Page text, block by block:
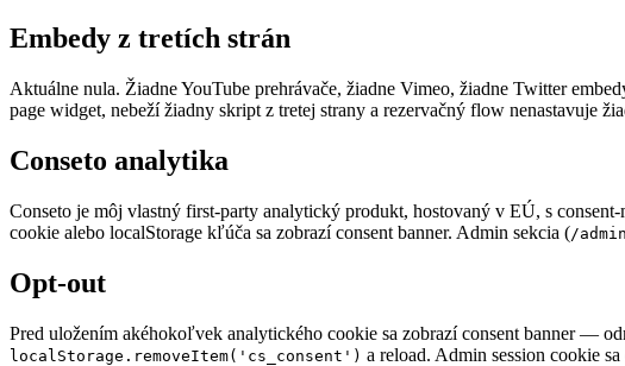
Embedy z tretích strán
Aktuálne nula. Žiadne YouTube prehrávače, žiadne Vimeo, žiadne Twitter
page widget, nebeží žiadny skript z tretej strany a rezervačný flow nenastavuje
Conseto analytika
Conseto je môj vlastný first-party analytický produkt, hostovaný v EÚ, s
cookie alebo localStorage kľúča sa zobrazí consent banner. Admin sekcia (/
Opt-out
Pred uložením akéhokoľvek analytického cookie sa zobrazí consent banner —
localStorage.removeItem('cs_consent') a reload. Admin session cookie